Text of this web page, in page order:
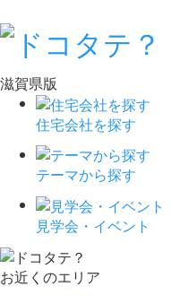
滋賀県版
住宅会社を探す
テーマから探す
見学会・イベント
お近くのエリア